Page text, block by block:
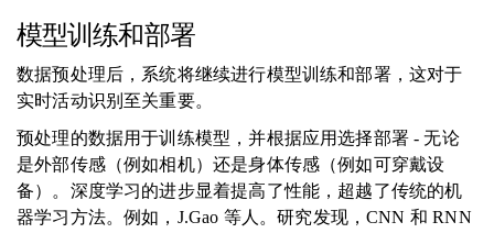
模型训练和部署
数据预处理后，系统将继续进行模型训练和部署，这对于
实时活动识别至关重要。
预处理的数据用于训练模型，并根据应用选择部署 - 无论
是外部传感（例如相机）还是身体传感（例如可穿戴设
备）。深度学习的进步显着提高了性能，超越了传统的机
器学习方法。例如，J.Gao 等人。研究发现，CNN 和 RNN